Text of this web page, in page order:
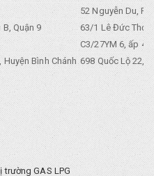
52 Nguyễn Du,
Quận 9
63/1 Lê Đức Thọ,
C3/27YM 6, ấp 4,
Bình Chánh 698 Quốc Lộ 22,
trường GAS LPG